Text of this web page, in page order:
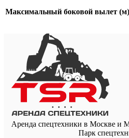
Максимальный боковой вылет (м)
Аренда спецтехники в Москве и
Парк